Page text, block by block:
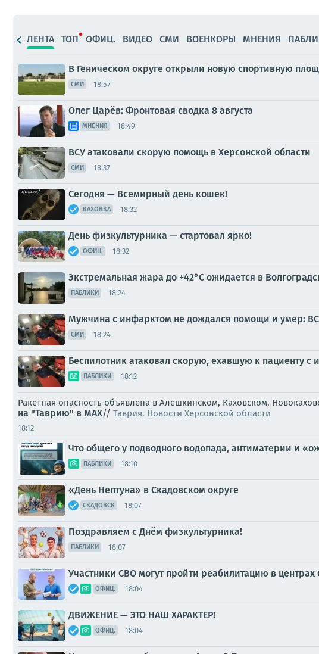
ЛЕНТА ТОП ОФИЦ. ВИДЕО СМИ ВОЕНКОРЫ МНЕНИЯ
В Геническом округе открыли новую спортивную
СМИ 18:57
Олег Царёв: Фронтовая сводка 8 августа
МНЕНИЯ 18:49
ВСУ атаковали скорую помощь в Херсонской области
СМИ 18:37
Сегодня — Всемирный день кошек!
КАХОВКА 18:32
День физкультурника — стартовал ярко!
ОФИЦ. 18:32
Экстремальная жара до +42°C ожидается в
ПАБЛИКИ 18:24
Мужчина с инфарктом не дождался помощи и умер:
СМИ 18:24
Беспилотник атаковал скорую, ехавшую к пациенту
ПАБЛИКИ 18:12
Ракетная опасность объявлена в Алешкинском, Каховском,
на "Таврию" в MAX// Таврия. Новости Херсонской области
18:12
Что общего у подводного водопада, антиматерии и
ПАБЛИКИ 18:10
«День Нептуна» в Скадовском округе
СКАДОВСК 18:07
Поздравляем с Днём физкультурника!
ПАБЛИКИ 18:07
Участники СВО могут пройти реабилитацию в центрах
ОФИЦ. 18:04
ДВИЖЕНИЕ — ЭТО НАШ ХАРАКТЕР!
ОФИЦ. 18:04